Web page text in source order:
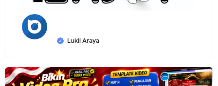
Lukil Araya